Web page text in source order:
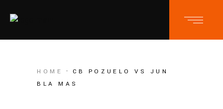
HOME
CB POZUELO VS JUN
BLA MAS